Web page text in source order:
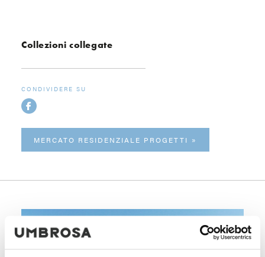
Collezioni collegate
CONDIVIDERE SU
MERCATO RESIDENZIALE PROGETTI